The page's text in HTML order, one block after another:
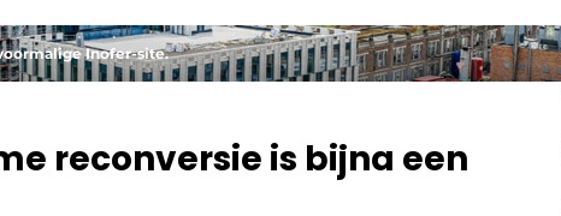
Inofer-site.
reconversie is bijna een